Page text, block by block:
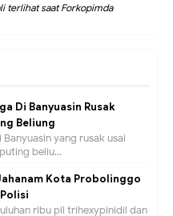
terlihat saat Forkopimda
Di Banyuasin Rusak
Beliung
yang rusak usai
beliu...
Kota Probolinggo
ribu pil trihexypinidil dan